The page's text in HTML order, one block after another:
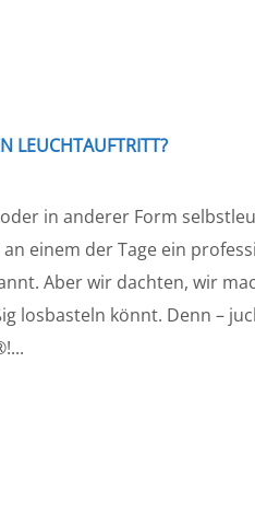
LEUCHTAUFTRITT?
in anderer Form
einem der Tage ein
Aber wir dachten, wir
losbasteln könnt. Denn –